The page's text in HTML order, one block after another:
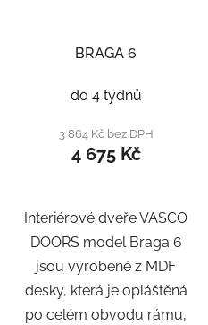
BRAGA 6
do 4 týdnů
3 864 Kč bez DPH
4 675 Kč
Interiérové dveře VASCO
DOORS model Braga 6
jsou vyrobené z MDF
desky, která je opláštěná
po celém obvodu rámu,